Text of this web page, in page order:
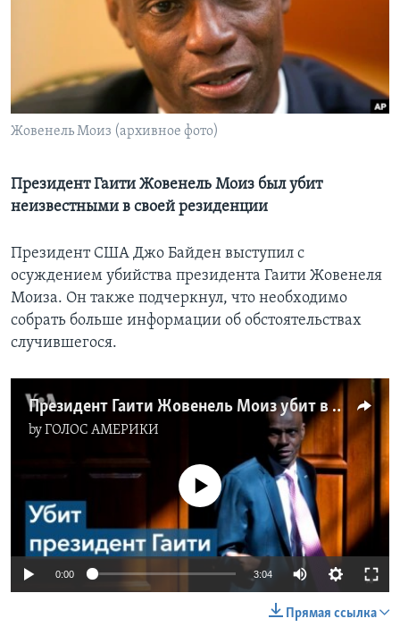
Learning English
СОЦИАЛЬНЫЕ СЕТИ
Жовенель Моиз (архивное фото)
Президент Гаити Жовенель Моиз был убит
неизвестными в своей резиденции
Президент США Джо Байден выступил с
осуждением убийства президента Гаити Жовенеля
Моиза. Он также подчеркнул, что необходимо
собрать больше информации об обстоятельствах
случившегося.
Президент Гаити Жовенель Моиз убит в своей резиденции
byГОЛОС АМЕРИКИ
No media source currently available
0:00 3:04
Прямая ссылка